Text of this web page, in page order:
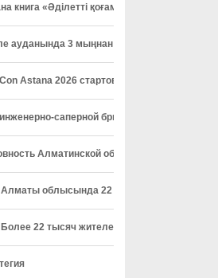
книга «Әділетті қоғамға шыншыл сөз»,
ауданында 3 мыңнан астам адам
Astana 2026 стартовал в столице
саперной бригады осваивают
Алматинской области к выборам
Алматы облысында 22 мыңнан астам
Более 22 тысяч жителей Алматинской